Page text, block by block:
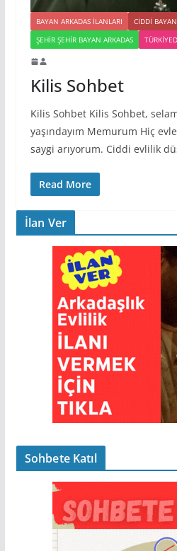
BAYAN ARKADAS ILANLARI
CIDDI
ŞEHIR ŞEHIR BAYAN ARKADAS
Kilis Sohbet
Kilis Sohbet Kilis Sohbet,
yaşındayım Memurum Hiç
saygi arıyorum. Ciddi evlilik
Read More
İlan Ver
Sohbete Katıl